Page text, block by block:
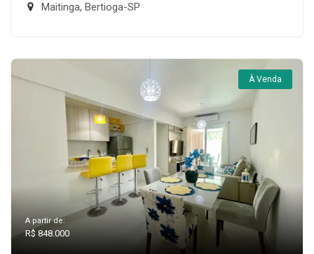
Maitinga, Bertioga-SP
À Venda
A partir de:
R$ 848.000